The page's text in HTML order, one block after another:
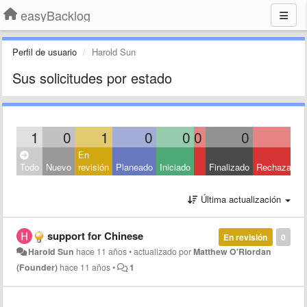
easyBacklog
Perfil de usuario Harold Sun
Sus solicitudes por estado
1 0 1 0 0 0 0
Todo Nuevo
En
revisión Planeado Iniciado Finalizado Rechazado
Última actualización
0
En revisión
support for Chinese
Harold Sun hace 11 años•actualizado porMatthew O'Riordan
(Founder) hace 11 años• 1